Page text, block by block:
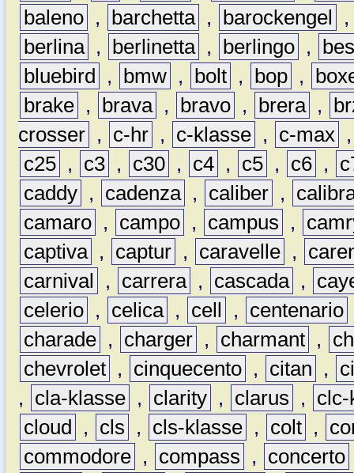
baleno , barchetta , barockengel
berlina , berlinetta , berlingo ,
bluebird
, bmw , bolt , bop ,
brake , brava , bravo , brera ,
crosser , c-hr , c-klasse , c-max
c25 , c3 , c30 , c4 , c5 , c6 ,
caddy , cadenza , caliber ,
camaro , campo , campus ,
captiva , captur , caravelle ,
carnival
, carrera , cascada ,
celerio , celica , cell , centenario
charade , charger , charmant ,
chevrolet , cinquecento , citan ,
,
cla-klasse , clarity , clarus ,
clc-
cloud
, cls , cls-klasse , colt ,
commodore , compass , concerto